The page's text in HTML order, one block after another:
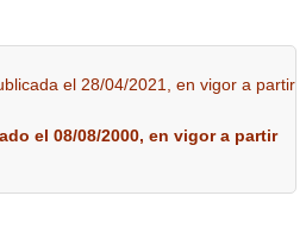
el 28/04/2021, en vigor a partir
el 08/08/2000, en vigor a partir